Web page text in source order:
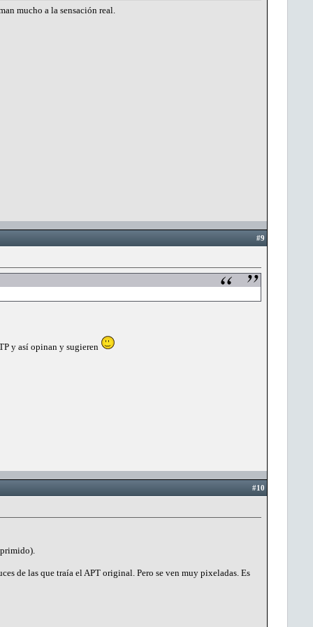
mucho a la sensación real.
#9
y así opinan y sugieren
#10
de las que traía el APT original. Pero se ven muy pixeladas. Es